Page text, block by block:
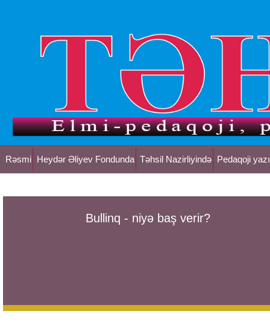
Rəsmi Heydər Əliyev Fondunda Təhsil Nazirliyində Pedaqoji
Bullinq - niyə baş verir?